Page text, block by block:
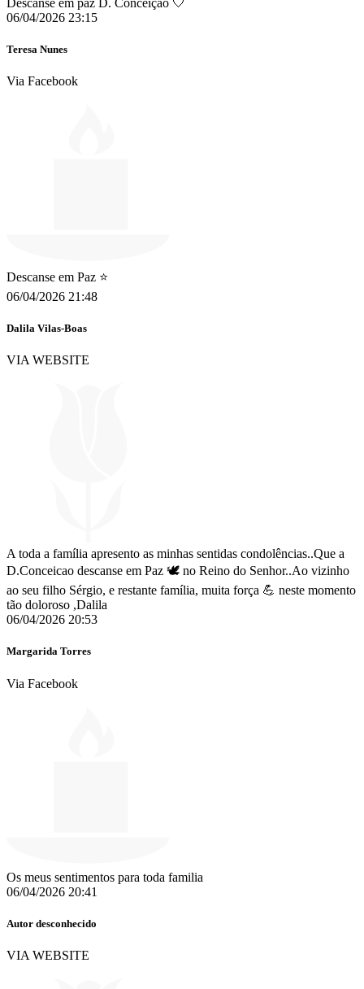
06/04/2026 23:15
Teresa Nunes
Via Facebook
Descanse em Paz ⭐
06/04/2026 21:48
Dalila Vilas-Boas
VIA WEBSITE
A toda a família apresento as minhas sentidas condolências..Que a
D.Conceicao descanse em Paz 🕊 no Reino do Senhor..Ao vizinho
ao seu filho Sérgio, e restante família, muita força 💪 neste momento
tão doloroso ,Dalila
06/04/2026 20:53
Margarida Torres
Via Facebook
Os meus sentimentos para toda familia
06/04/2026 20:41
Autor desconhecido
VIA WEBSITE